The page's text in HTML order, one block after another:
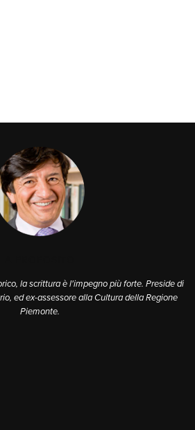
la scrittura è l'impegno più forte. Preside di
ed ex-assessore alla Cultura della Regione
Piemonte.